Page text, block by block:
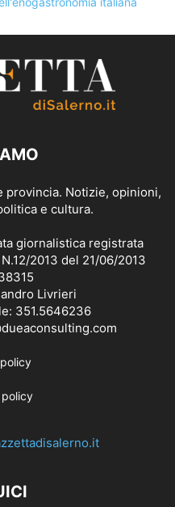
provincia. Notizie, opinioni,
e cultura.
giornalistica registrata
2013 del 21/06/2013
Livrieri
351.5646236
policy